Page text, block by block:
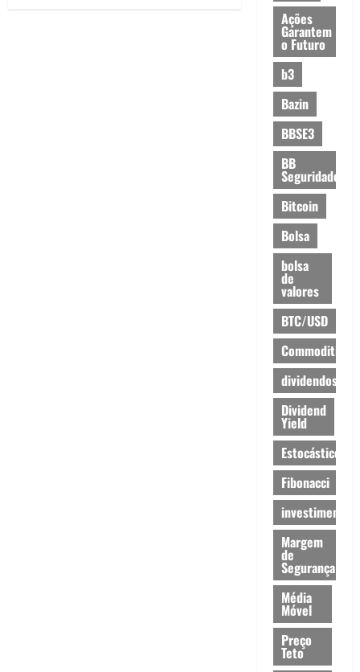
Ações
Garantem
o Futuro
b3
Bazin
BBSE3
BB
Seguridade
Bitcoin
Bolsa
bolsa
de
valores
BTC/USD
Commodities
dividendos
Dividend
Yield
Estocástico.
Fibonacci
investimentos
Margem
de
Segurança
Média
Móvel
Preço
Teto